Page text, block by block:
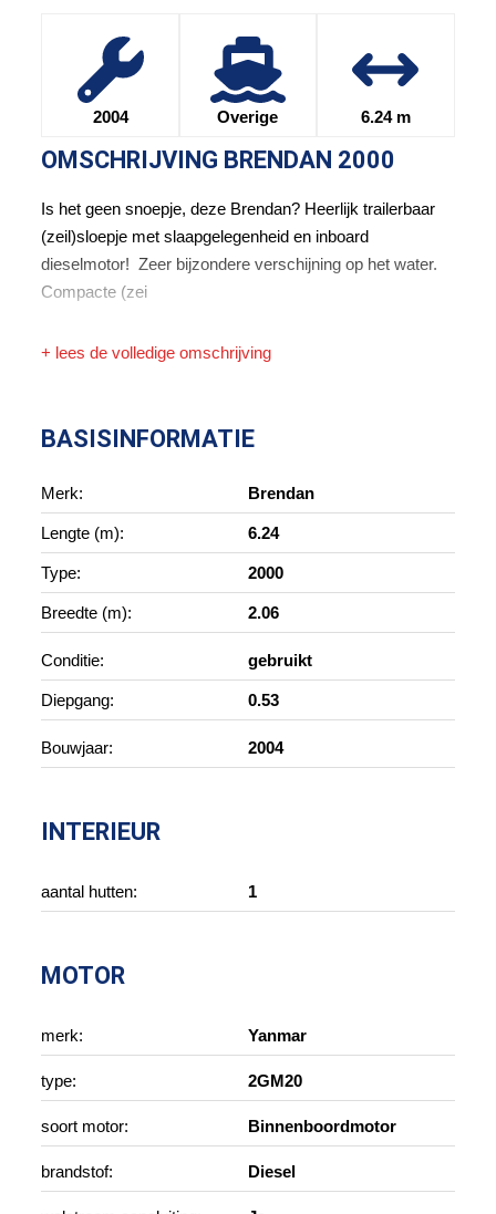
2004 Overige 6.24 m
OMSCHRIJVING BRENDAN 2000
Is het geen snoepje, deze Brendan? Heerlijk trailerbaar
(zeil)sloepje met slaapgelegenheid en inboard
dieselmotor! Zeer bijzondere verschijning op het water.
Compacte (zei
+ lees de volledige omschrijving
BASISINFORMATIE
Merk: Brendan
Lengte (m): 6.24
Type: 2000
Breedte (m): 2.06
Conditie: gebruikt
Diepgang: 0.53
Bouwjaar: 2004
INTERIEUR
aantal hutten: 1
MOTOR
merk: Yanmar
type: 2GM20
soort motor: Binnenboordmotor
brandstof: Diesel